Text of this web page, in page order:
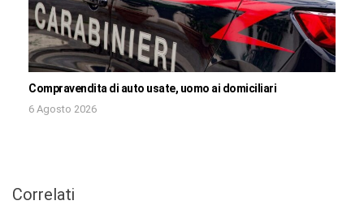
Compravendita di auto usate, uomo ai domiciliari
6 Agosto 2026
Correlati